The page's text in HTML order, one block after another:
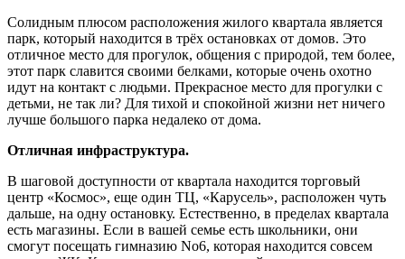
Солидным плюсом расположения жилого квартала является
парк, который находится в трёх остановках от домов. Это
отличное место для прогулок, общения с природой, тем более,
этот парк славится своими белками, которые очень охотно
идут на контакт с людьми. Прекрасное место для прогулки с
детьми, не так ли? Для тихой и спокойной жизни нет ничего
лучше большого парка недалеко от дома.
Отличная инфраструктура.
В шаговой доступности от квартала находится торговый
центр «Космос», еще один ТЦ, «Карусель», расположен чуть
дальше, на одну остановку. Естественно, в пределах квартала
есть магазины. Если в вашей семье есть школьники, они
смогут посещать гимназию No6, которая находится совсем